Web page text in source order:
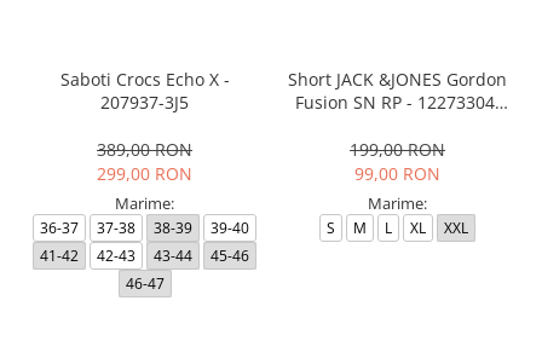
Saboti Crocs Echo X -
207937-3J5
389,00 RON
299,00 RON
Marime:
36-37 37-38 38-39
39-40
41-42
42-43 43-44
45-46
46-47
Short JACK &JONES Gordon
Fusion SN RP - 12273304-
199,00 RON
99,00 RON
Marime:
S M L XL XXL